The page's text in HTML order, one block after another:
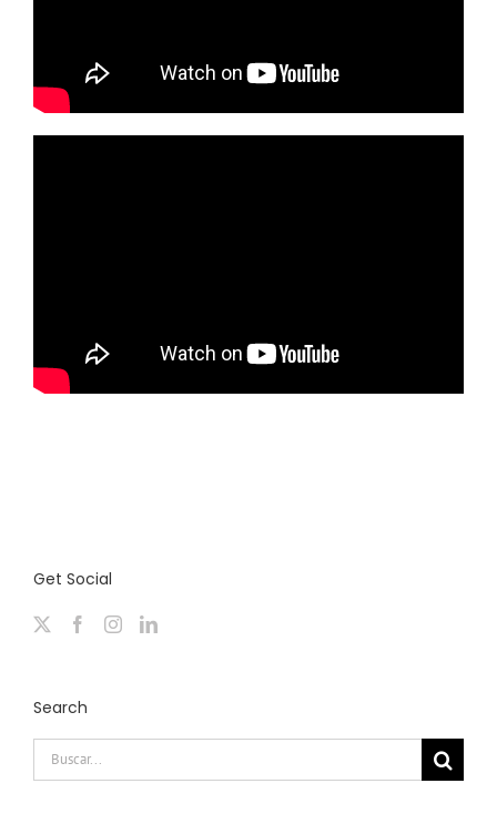
Get Social
Search
Buscar: